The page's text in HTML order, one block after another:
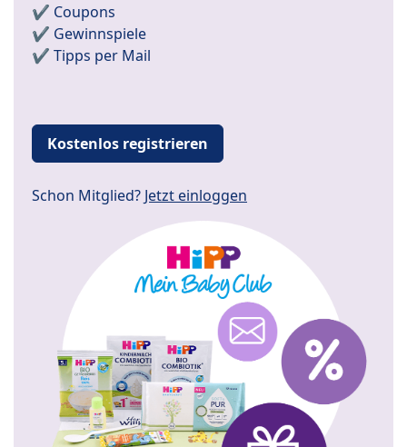
✔️ Coupons
✔️ Gewinnspiele
✔️ Tipps per Mail
Kostenlos registrieren
Schon Mitglied? Jetzt einloggen